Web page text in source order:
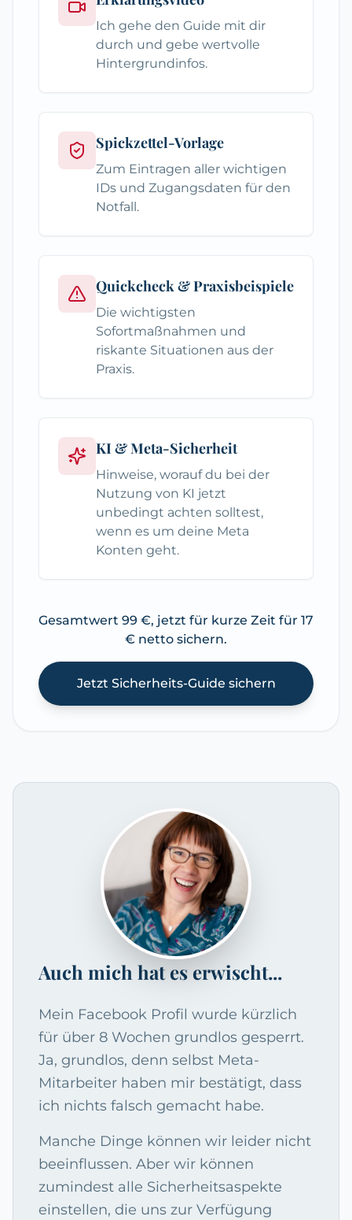
Ich gehe den Guide mit dir
durch und gebe wertvolle
Hintergrundinfos.
Spickzettel-Vorlage
Zum Eintragen aller wichtigen
IDs und Zugangsdaten für den
Notfall.
Quickcheck & Praxisbeispiele
Die wichtigsten
Sofortmaßnahmen und
riskante Situationen aus der
Praxis.
KI & Meta-Sicherheit
Hinweise, worauf du bei der
Nutzung von KI jetzt
unbedingt achten solltest,
wenn es um deine Meta
Konten geht.
Gesamtwert 99 €, jetzt für kurze Zeit für 17
€ netto sichern.
Jetzt Sicherheits-Guide sichern
Auch mich hat es erwischt...
Mein Facebook Profil wurde kürzlich
für über 8 Wochen grundlos gesperrt.
Ja, grundlos, denn selbst Meta-
Mitarbeiter haben mir bestätigt, dass
ich nichts falsch gemacht habe.
Manche Dinge können wir leider nicht
beeinflussen. Aber wir können
zumindest alle Sicherheitsaspekte
einstellen, die uns zur Verfügung